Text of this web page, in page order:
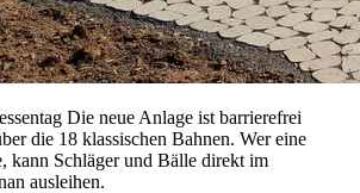
Die neue Anlage ist barrierefrei
die 18 klassischen Bahnen. Wer eine
kann Schläger und Bälle direkt im
ausleihen.